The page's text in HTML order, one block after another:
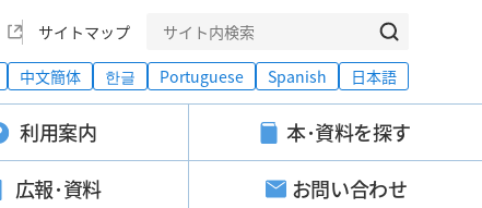
サイトマップ
中文簡体 한글 Portuguese Spanish 日本語
利用案内
本･資料を探す
広報･資料 お問い合わせ